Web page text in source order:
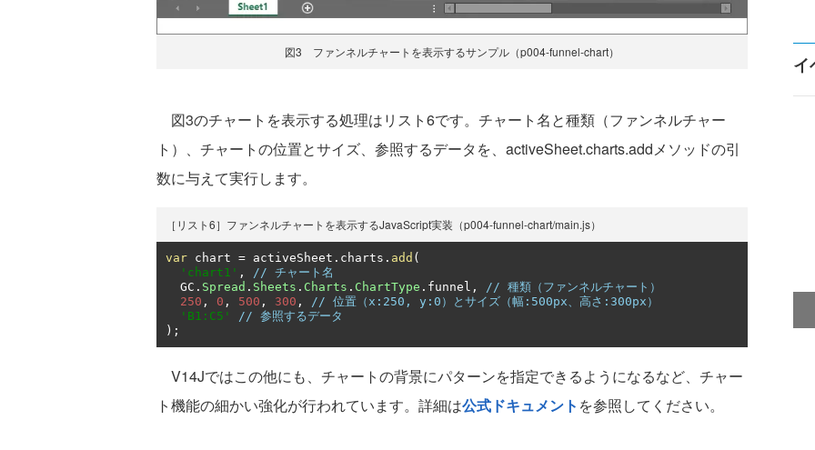
図3 ファンネルチャートを表示するサンプル（p004-funnel-chart）
図3のチャートを表示する処理はリスト6です。チャート名と種類（ファンネルチャー
ト）、チャートの位置とサイズ、参照するデータを、activeSheet.charts.addメソッドの引
数に与えて実行します。
［リスト6］ファンネルチャートを表示するJavaScript実装（p004-funnel-chart/main.js）
var chart = activeSheet . charts . add (
'chart1' ,
// チャート名
  GC
. Spread . Sheets . Charts . ChartType . funnel ,
// 種類（ファンネルチャート）
250 , 0 , 500 , 300 ,
// 位置（x:250, y:0）とサイズ（幅:500px、高さ:300px）
'B1:C5'
// 参照するデータ
);
V14Jではこの他にも、チャートの背景にパターンを指定できるようになるなど、チャー
ト機能の細かい強化が行われています。詳細は公式ドキュメント を参照してください。
イ